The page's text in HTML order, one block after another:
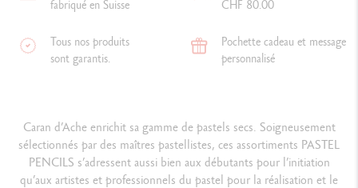
fabriqué en Suisse
CHF 80.00
Tous nos produits
sont garantis.
Pochette cadeau et message
personnalisé
Caran d’Ache enrichit sa gamme de pastels secs. Soigneusement
sélectionnés par des maîtres pastellistes, ces assortiments PASTEL
PENCILS s’adressent aussi bien aux débutants pour l’initiation
qu’aux artistes et professionnels du pastel pour la réalisation et le